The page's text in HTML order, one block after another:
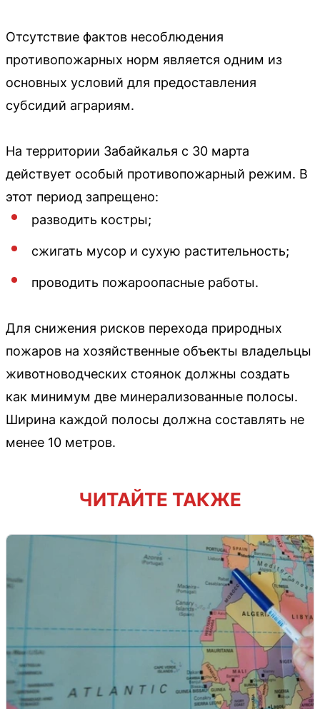
Отсутствие фактов несоблюдения
противопожарных норм является одним из
основных условий для предоставления
субсидий аграриям.
На территории Забайкалья с 30 марта
действует особый противопожарный режим. В
этот период запрещено:
разводить костры;
сжигать мусор и сухую растительность;
проводить пожароопасные работы.
Для снижения рисков перехода природных
пожаров на хозяйственные объекты владельцы
животноводческих стоянок должны создать
как минимум две минерализованные полосы.
Ширина каждой полосы должна составлять не
менее 10 метров.
ЧИТАЙТЕ ТАКЖЕ